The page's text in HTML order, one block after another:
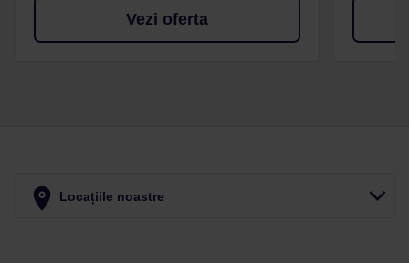
Vezi oferta
Locațiile noastre